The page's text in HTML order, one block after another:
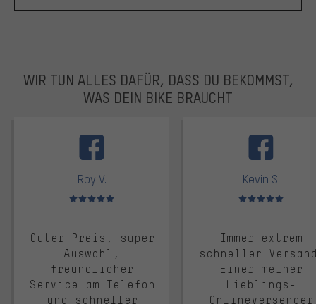
WIR TUN ALLES DAFÜR, DASS DU BEKOMMST,
WAS DEIN BIKE BRAUCHT
Roy V.
Bewertungen: 5 von 5
Guter Preis, super
Auswahl,
freundlicher
Service am Telefon
und schneller
Kevin S.
Bewertungen: 5 von 5
Immer extrem
schneller
Einer meiner
Lieblings-
Onlineversender